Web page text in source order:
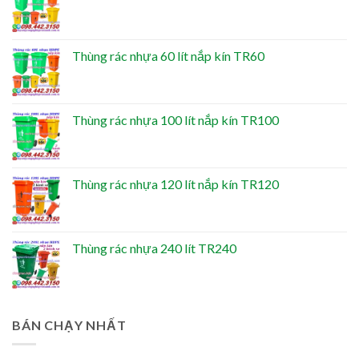
Thùng rác nhựa 60 lít nắp kín TR60
Thùng rác nhựa 100 lít nắp kín TR100
Thùng rác nhựa 120 lít nắp kín TR120
Thùng rác nhựa 240 lít TR240
BÁN CHẠY NHẤT